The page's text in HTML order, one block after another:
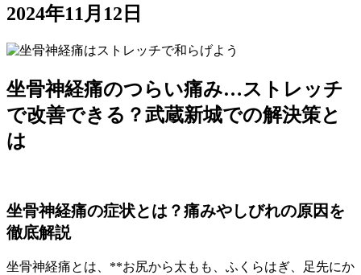
2024年11月12日
坐骨神経痛のつらい痛み…ストレッチ
で改善できる？武蔵新城での解決策と
は
坐骨神経痛の症状とは？痛みやしびれの原因を
徹底解説
坐骨神経痛とは、**お尻から太もも、ふくらはぎ、足先にか